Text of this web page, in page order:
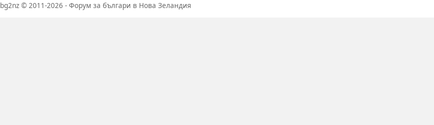
bg2nz © 2011-2026 - Форум за българи в Нова Зеландия